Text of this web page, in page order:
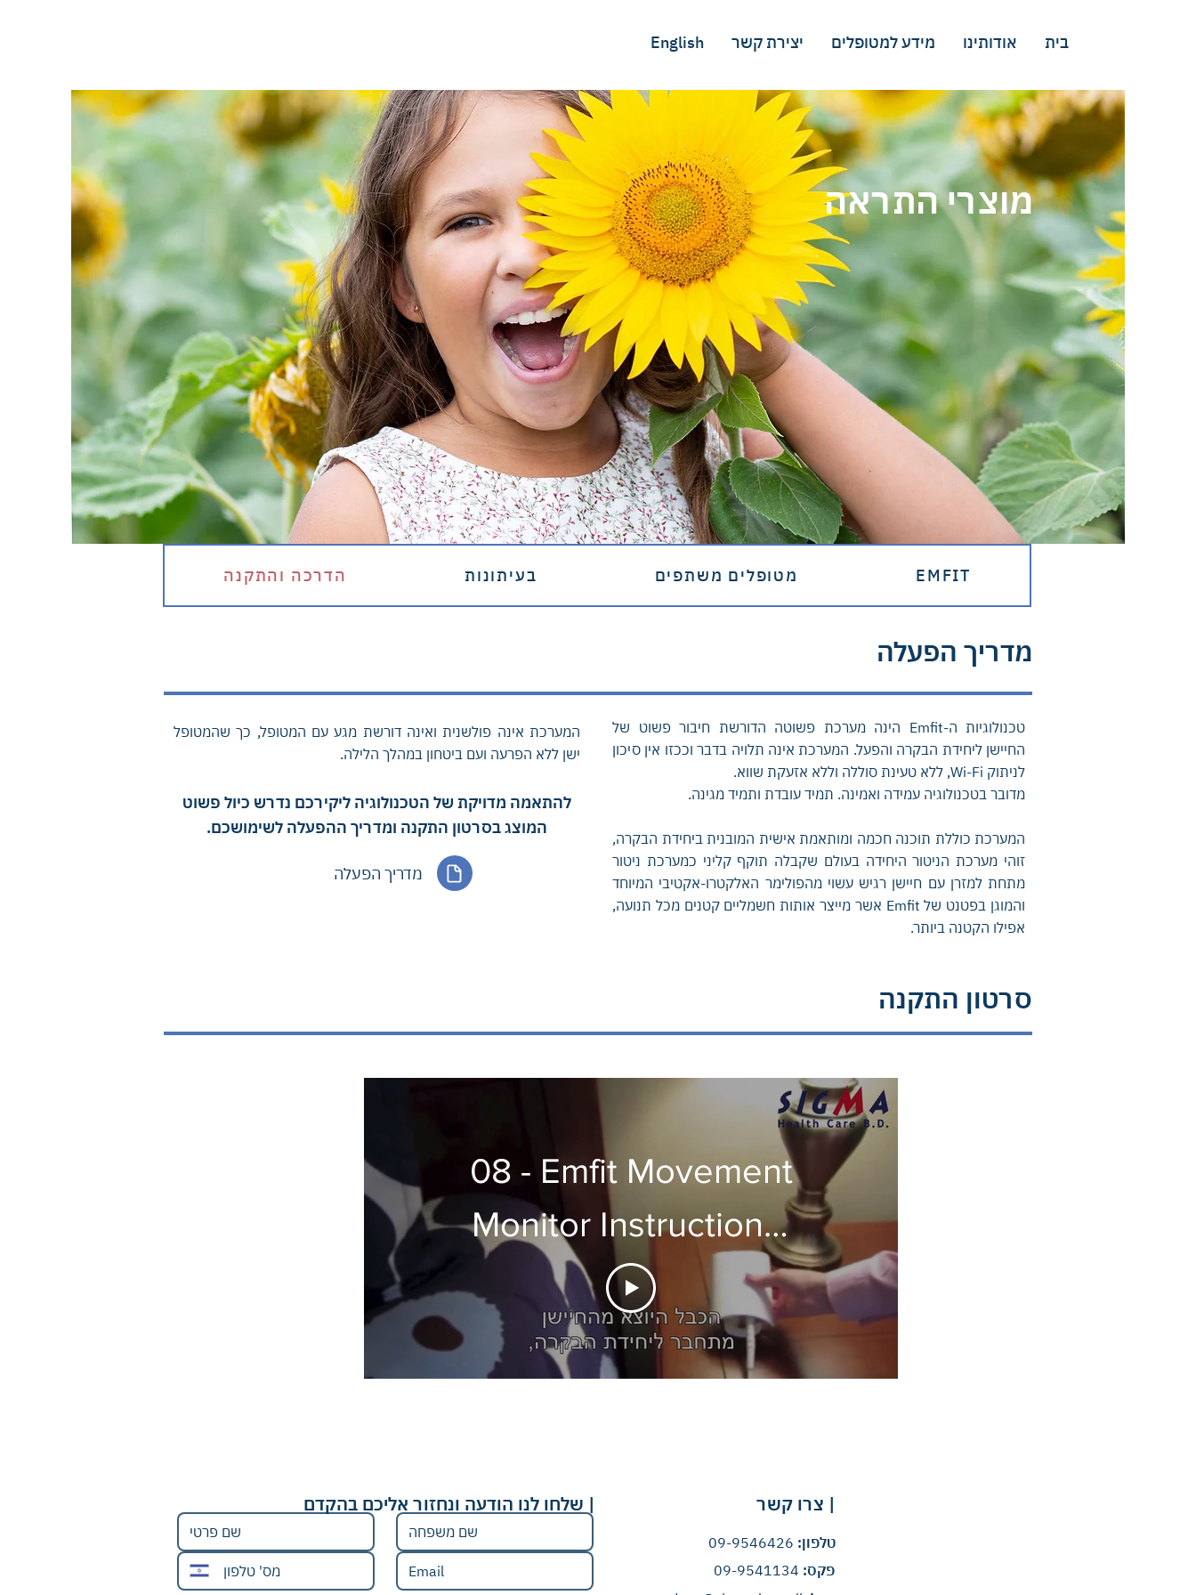
בית אודותינו מידע למטופלים יצירת קשר English
מוצרי התראה
EMFIT מטופלים משתפים בעיתונות הדרכה והתקנה
מדריך הפעלה
המערכת אינה פולשנית ואינה דורשת מגע עם המטופל, כך שהמטופל
ישן ללא הפרעה ועם ביטחון במהלך הלילה.
להתאמה מדויקת של הטכנולוגיה ליקירכם נדרש כיול פשוט
המוצג בסרטון התקנה ומדריך ההפעלה לשימושכם.
מדריך הפעלה
טכנולוגיות ה-Emfit הינה מערכת פשוטה הדורשת חיבור פשוט של
החיישן ליחידת הבקרה והפעל. המערכת אינה תלויה בדבר וככזו אין סיכון
לניתוק Wi-Fi, ללא טעינת סוללה וללא אזעקת שווא.
מדובר בטכנולוגיה עמידה ואמינה. תמיד עובדת ותמיד מגינה.
המערכת כוללת תוכנה חכמה ומותאמת אישית המובנית ביחידת הבקרה,
זוהי מערכת הניטור היחידה בעולם שקבלה תוקף קליני כמערכת ניטור
מתחת למזרן עם חיישן רגיש עשוי מהפולימר האלקטרו-אקטיבי המיוחד
והמוגן בפטנט של Emfit אשר מייצר אותות חשמליים קטנים מכל תנועה,
אפילו הקטנה ביותר.
סרטון התקנה
08 - Emfit Movement
Monitor Instructional
Video (1)
פקס:
טלפון:
| צרו קשר | שלחו לנו הודעה ונחזור אליכם בהקדם